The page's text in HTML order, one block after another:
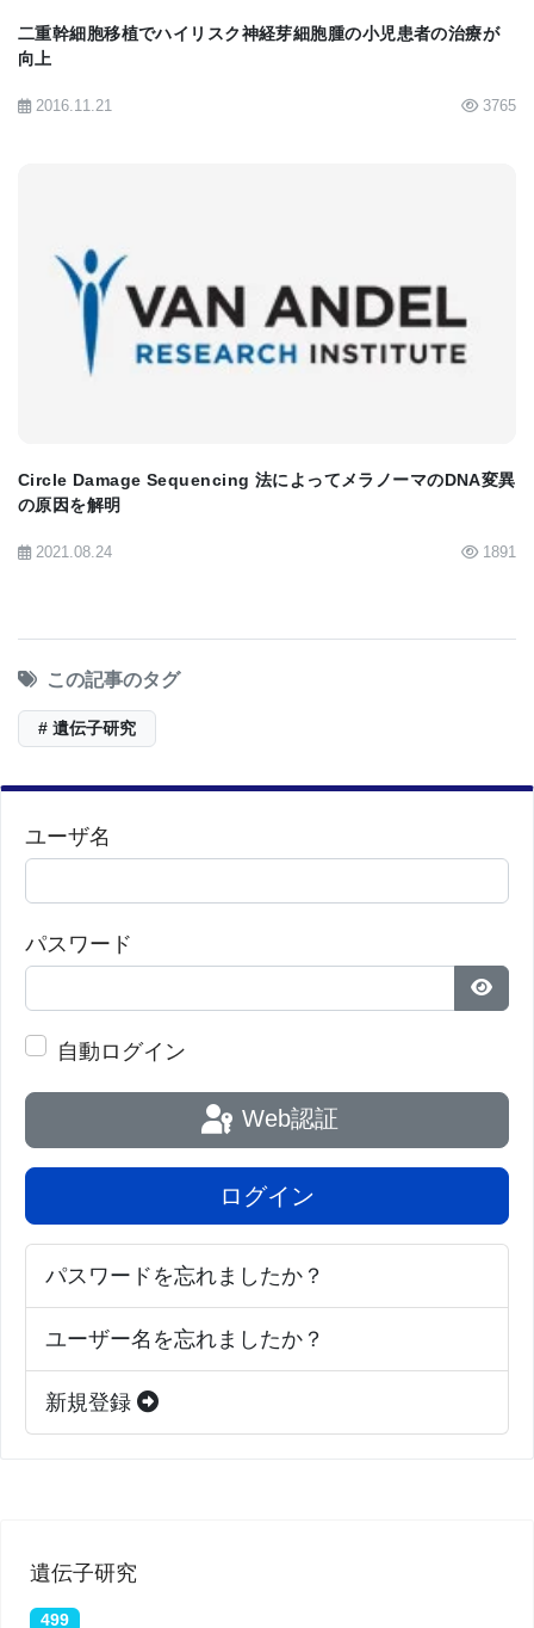
二重幹細胞移植でハイリスク神経芽細胞腫の小児患者の治療が
向上
2016.11.21 3765
BIOMARKET JP
Circle Damage Sequencing 法によってメラノーマのDNA変異
の原因を解明
2021.08.24 1891
この記事のタグ
# 遺伝子研究
ユーザ名
パスワード
パス
自動ログイン
Web認証
ログイン
パスワードを忘れましたか？
ユーザー名を忘れましたか？
新規登録
遺伝子研究
499